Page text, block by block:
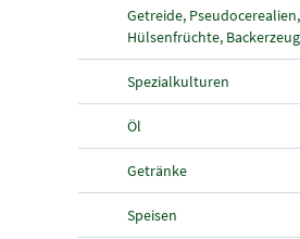
Getreide, Pseudocerealien,
Hülsenfrüchte,
Spezialkulturen
Öl
Getränke
Speisen